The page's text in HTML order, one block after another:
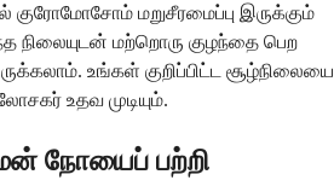
குரோமோசோம் மறுசீரமைப்பு இருக்கும்
நிலையுடன் மற்றொரு குழந்தை பெற
உங்கள் குறிப்பிட்ட சூழ்நிலையை
உதவ முடியும்.
நோயைப் பற்றி